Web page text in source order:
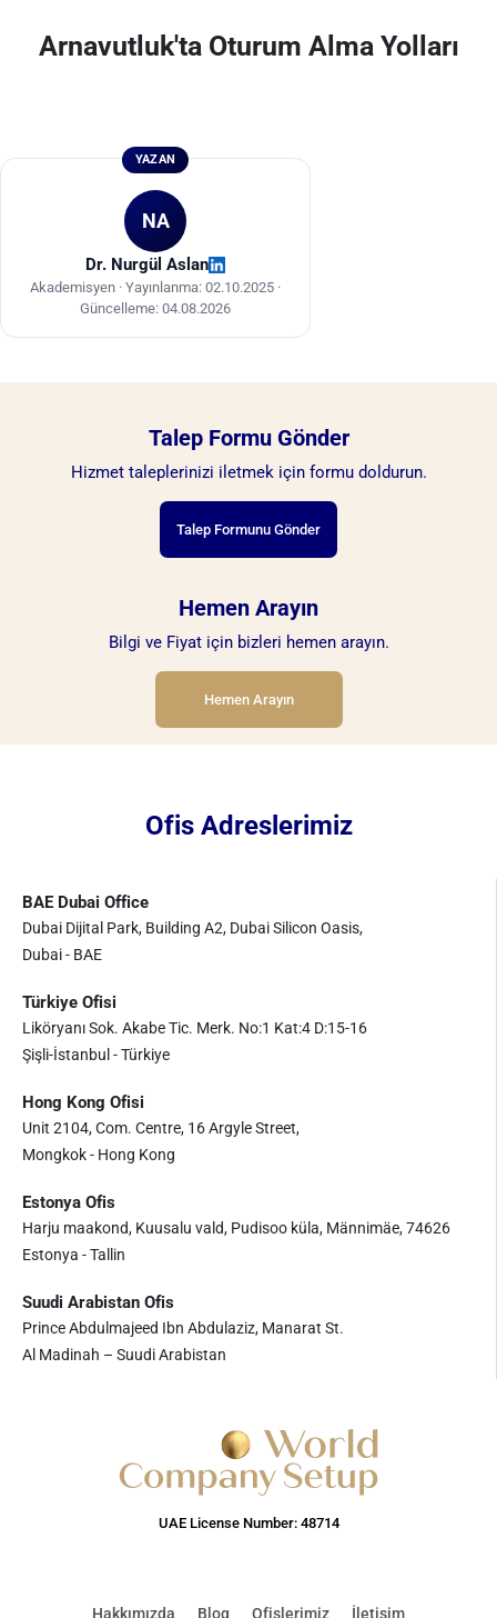
Arnavutluk'ta Oturum Alma Yolları
YAZAN
NA
Dr. Nurgül Aslan
Akademisyen · Yayınlanma: 02.10.2025 ·
Güncelleme: 04.08.2026
Talep Formu Gönder
Hizmet taleplerinizi iletmek için formu doldurun.
Talep Formunu Gönder
Hemen Arayın
Bilgi ve Fiyat için bizleri hemen arayın.
Hemen Arayın
Ofis Adreslerimiz
BAE Dubai Office
Dubai Dijital Park, Building A2, Dubai Silicon Oasis,
Dubai - BAE
Türkiye Ofisi
Liköryanı Sok. Akabe Tic. Merk. No:1 Kat:4 D:15-16
Şişli-İstanbul - Türkiye
Hong Kong Ofisi
Unit 2104, Com. Centre, 16 Argyle Street,
Mongkok - Hong Kong
Estonya Ofis
Harju maakond, Kuusalu vald, Pudisoo küla, Männimäe, 74626
Estonya - Tallin
Suudi Arabistan Ofis
Prince Abdulmajeed Ibn Abdulaziz, Manarat St.
Al Madinah – Suudi Arabistan
UAE License Number: 48714
Hakkımızda Blog Ofislerimiz İletişim